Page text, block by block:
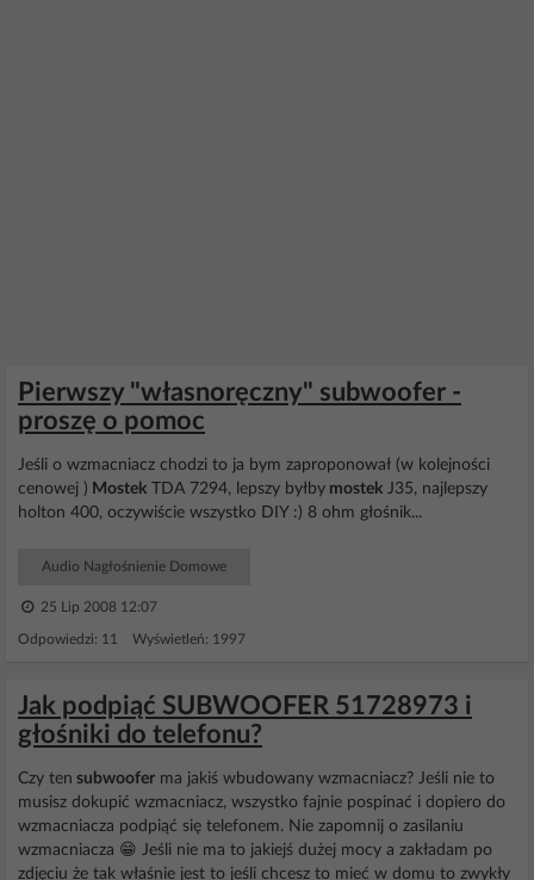
Pierwszy "własnoręczny" subwoofer -
proszę o pomoc
Jeśli o wzmacniacz chodzi to ja bym zaproponował (w kolejności
cenowej ) Mostek TDA 7294, lepszy byłby mostek J35, najlepszy
holton 400, oczywiście wszystko DIY :) 8 ohm głośnik...
Audio Nagłośnienie Domowe
25 Lip 2008 12:07
Odpowiedzi: 11 Wyświetleń: 1997
Jak podpiąć SUBWOOFER 51728973 i
głośniki do telefonu?
Czy ten subwoofer ma jakiś wbudowany wzmacniacz? Jeśli nie to
musisz dokupić wzmacniacz, wszystko fajnie pospinać i dopiero do
wzmacniacza podpiąć się telefonem. Nie zapomnij o zasilaniu
wzmacniacza 😁 Jeśli nie ma to jakiejś dużej mocy a zakładam po
zdjęciu że tak właśnie jest to jeśli chcesz to mieć w domu to zwykły